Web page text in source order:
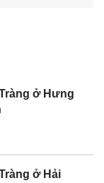
ở Hưng
ở Hải